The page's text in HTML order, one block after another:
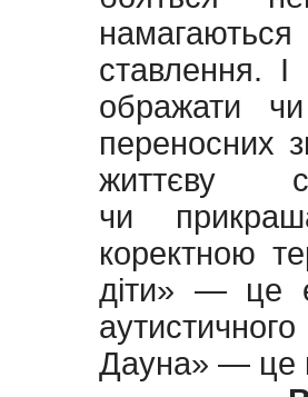
ставлення.
ображати
переносних
життєву
чи
коректною
діти» — це
Дауна» — це